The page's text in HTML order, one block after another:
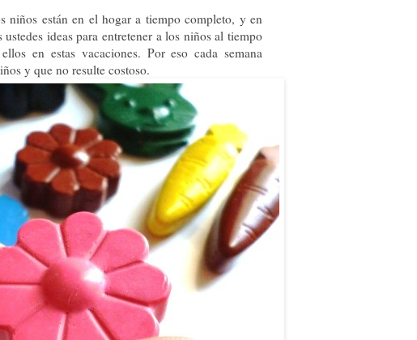
niños están en el hogar a tiempo completo, y en
ideas para entretener a los niños al tiempo
en estas vacaciones. Por eso cada semana
y que no resulte costoso.